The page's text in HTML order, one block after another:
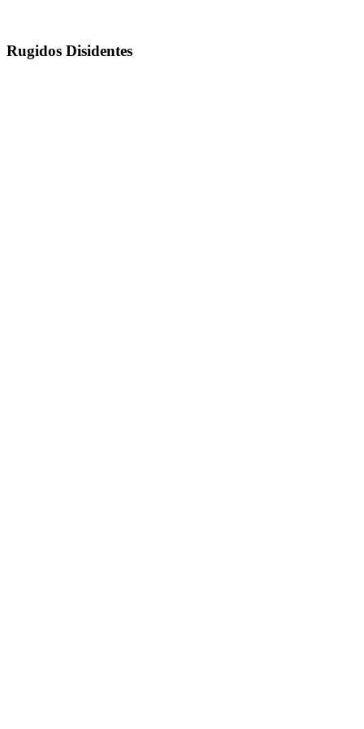
Rugidos Disidentes